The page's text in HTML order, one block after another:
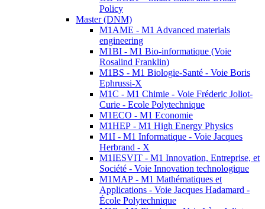
Policy
Master (DNM)
M1AME - M1 Advanced materials
engineering
M1BI - M1 Bio-informatique (Voie
Rosalind Franklin)
M1BS - M1 Biologie-Santé - Voie Boris
Ephrussi-X
M1C - M1 Chimie - Voie Fréderic Joliot-
Curie - Ecole Polytechnique
M1ECO - M1 Economie
M1HEP - M1 High Energy Physics
M1I - M1 Informatique - Voie Jacques
Herbrand - X
M1IESVIT - M1 Innovation, Entreprise, et
Société - Voie Innovation technologique
M1MAP - M1 Mathématiques et
Applications - Voie Jacques Hadamard -
École Polytechnique